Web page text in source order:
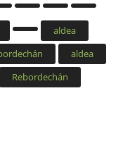
aldea
aldea
Rebordechán